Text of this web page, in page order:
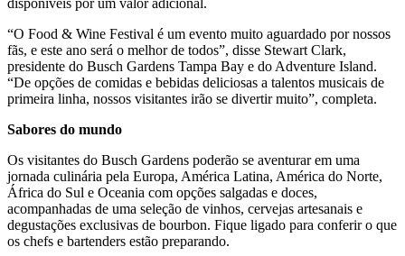
disponíveis por um valor adicional.
“O Food & Wine Festival é um evento muito aguardado por nossos
fãs, e este ano será o melhor de todos”, disse Stewart Clark,
presidente do Busch Gardens Tampa Bay e do Adventure Island.
“De opções de comidas e bebidas deliciosas a talentos musicais de
primeira linha, nossos visitantes irão se divertir muito”, completa.
Sabores do mundo
Os visitantes do Busch Gardens poderão se aventurar em uma
jornada culinária pela Europa, América Latina, América do Norte,
África do Sul e Oceania com opções salgadas e doces,
acompanhadas de uma seleção de vinhos, cervejas artesanais e
degustações exclusivas de bourbon. Fique ligado para conferir o que
os chefs e bartenders estão preparando.